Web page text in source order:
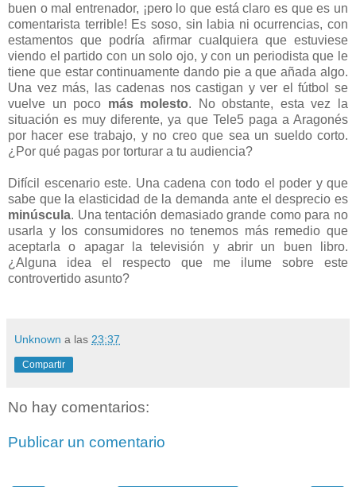
buen o mal entrenador, ¡pero lo que está claro es que es un
comentarista terrible! Es soso, sin labia ni ocurrencias, con
estamentos que podría afirmar cualquiera que estuviese
viendo el partido con un solo ojo, y con un periodista que le
tiene que estar continuamente dando pie a que añada algo.
Una vez más, las cadenas nos castigan y ver el fútbol se
vuelve un poco más molesto. No obstante, esta vez la
situación es muy diferente, ya que Tele5 paga a Aragonés
por hacer ese trabajo, y no creo que sea un sueldo corto.
¿Por qué pagas por torturar a tu audiencia?
Difícil escenario este. Una cadena con todo el poder y que
sabe que la elasticidad de la demanda ante el desprecio es
minúscula. Una tentación demasiado grande como para no
usarla y los consumidores no tenemos más remedio que
aceptarla o apagar la televisión y abrir un buen libro.
¿Alguna idea el respecto que me ilume sobre este
controvertido asunto?
Unknown a las 23:37
Compartir
No hay comentarios:
Publicar un comentario